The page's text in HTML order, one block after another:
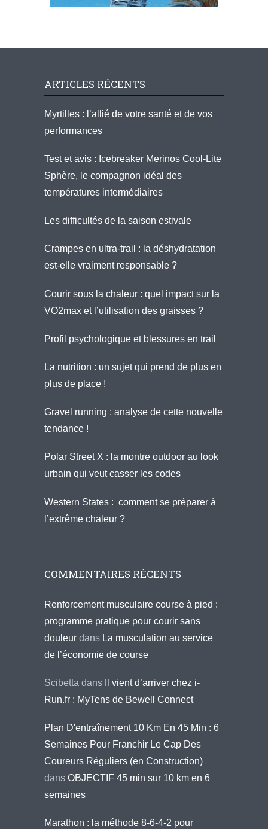
ARTICLES RÉCENTS
Myrtilles : l’allié de votre santé et de vos
performances
Test et avis : Icebreaker Merinos Cool-Lite
Sphère, le compagnon idéal des
températures intermédiaires
Les difficultés de la saison estivale
Crampes en ultra-trail : la déshydratation
est-elle vraiment responsable ?
Courir sous la chaleur : quel impact sur la
VO2max et l’utilisation des graisses ?
Profil psychologique et blessures en trail
La nutrition : un sujet qui prend de plus en
plus de place !
Gravel running : analyse de cette nouvelle
tendance !
Polar Street X : la montre outdoor au look
urbain qui veut casser les codes
Western States : comment se préparer à
l’extrême chaleur ?
COMMENTAIRES RÉCENTS
Renforcement musculaire course à pied :
programme pratique pour courir sans
douleur dans La musculation au service
de l’économie de course
Scibetta dans
Il vient d’arriver chez i-
Run.fr : MyTens de Bewell Connect
Plan D'entraînement 10 Km En 45 Min : 6
Semaines Pour Franchir Le Cap Des
Coureurs Réguliers (en Construction)
dans OBJECTIF 45 min sur 10 km en 6
semaines
Marathon : la méthode 8-6-4-2 pour